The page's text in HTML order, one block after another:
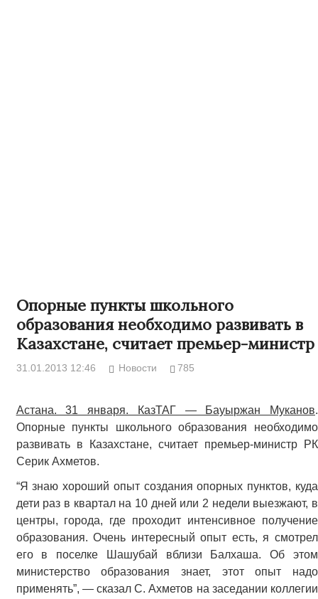
Опорные пункты школьного
образования необходимо развивать в
Казахстане, считает премьер-министр
31.01.2013 12:46 Новости 785
Астана. 31 января. КазТАГ — Бауыржан Муканов.
Опорные пункты школьного образования необходимо
развивать в Казахстане, считает премьер-министр РК
Серик Ахметов.
“Я знаю хороший опыт создания опорных пунктов, куда
дети раз в квартал на 10 дней или 2 недели выезжают, в
центры, города, где проходит интенсивное получение
образования. Очень интересный опыт есть, я смотрел
его в поселке Шашубай вблизи Балхаша. Об этом
министерство образования знает, этот опыт надо
применять”, — сказал С. Ахметов на заседании коллегии